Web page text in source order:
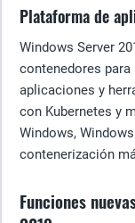
Plataforma de
Windows Server
contenedores
aplicaciones y
con Kubernetes y
Windows,
contenerización
Funciones